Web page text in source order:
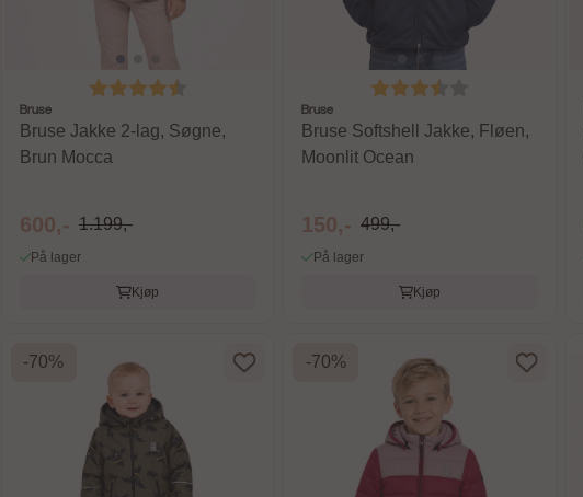
Karakter:
Bruse
Bruse Jakke 2-lag, Søgne,
Brun Mocca
600,- 1.199,-
På lager
Kjøp
Karakter:
Bruse
Bruse Softshell Jakke, Fløen,
Moonlit Ocean
150,- 499,-
På lager
Kjøp
-70% -70%